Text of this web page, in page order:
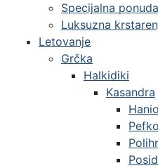
Specijalna ponuda
Luksuzna
Letovanje
Grčka
Halkidiki
Kasandra